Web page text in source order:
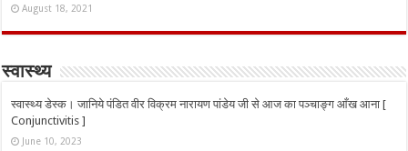
August 18, 2021
स्वास्थ्य
स्वास्थ्य डेस्क। जानिये पंडित वीर विक्रम नारायण पांडेय जी से आज का पञ्चाङ्ग आँख आना [
Conjunctivitis ]
June 10, 2023